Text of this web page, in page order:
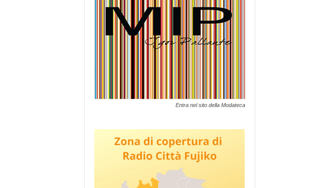
Entra nel sito della Modateca